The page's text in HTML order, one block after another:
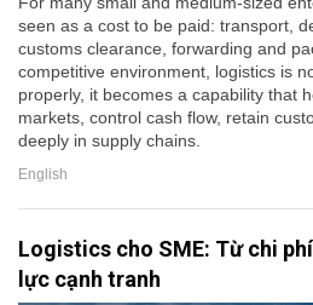
seen as a cost to be paid: transport,
customs clearance, forwarding and
competitive environment, logistics is
properly, it becomes a capability that
markets, control cash flow, retain
deeply in supply chains.
English
Logistics cho SME: Từ chi
lực cạnh tranh